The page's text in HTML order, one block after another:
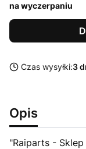
na wyczerpaniu
Czas wysyłki:3
Opis
"Raiparts -